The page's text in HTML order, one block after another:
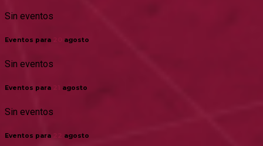
Sin eventos
Eventos para agosto
Sin eventos
Eventos para agosto
Sin eventos
Eventos para 22 agosto